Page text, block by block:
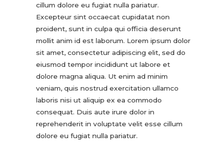
cillum dolore eu fugiat nulla pariatur.
Excepteur sint occaecat cupidatat non
proident, sunt in culpa qui officia deserunt
mollit anim id est laborum. Lorem ipsum dolor
sit amet, consectetur adipiscing elit, sed do
eiusmod tempor incididunt ut labore et
dolore magna aliqua. Ut enim ad minim
veniam, quis nostrud exercitation ullamco
laboris nisi ut aliquip ex ea commodo
consequat. Duis aute irure dolor in
reprehenderit in voluptate velit esse cillum
dolore eu fugiat nulla pariatur.